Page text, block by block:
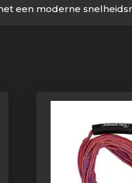
een moderne